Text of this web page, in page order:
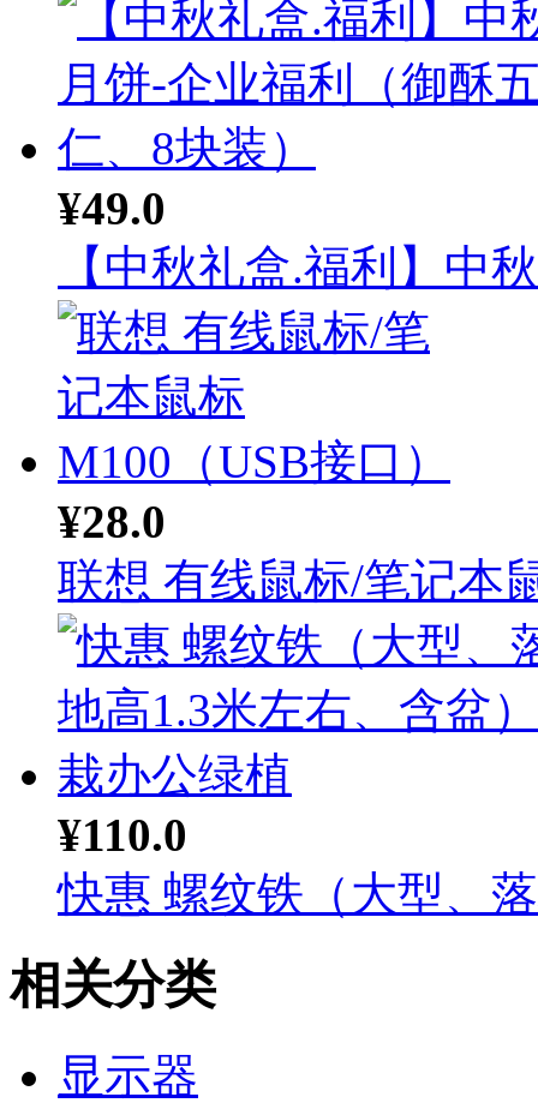
¥49.0
【中秋礼盒.福利】中
¥28.0
联想 有线鼠标/笔记本
¥110.0
快惠 螺纹铁（大型、
相关分类
显示器